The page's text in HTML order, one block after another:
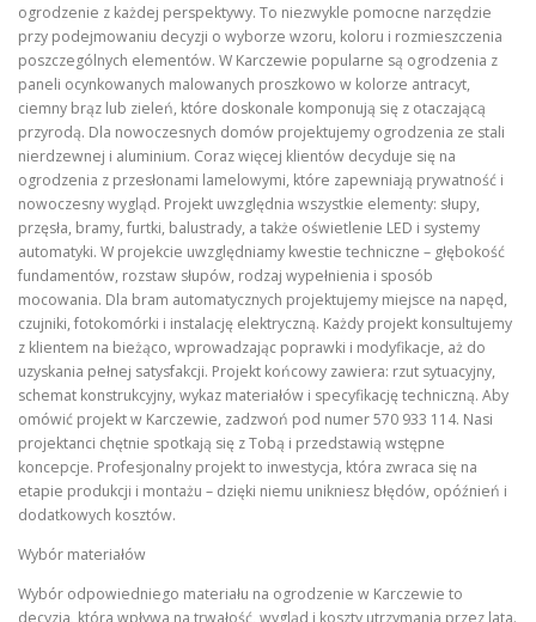
ogrodzenie z każdej perspektywy. To niezwykle pomocne narzędzie
przy podejmowaniu decyzji o wyborze wzoru, koloru i rozmieszczenia
poszczególnych elementów. W Karczewie popularne są ogrodzenia z
paneli ocynkowanych malowanych proszkowo w kolorze antracyt,
ciemny brąz lub zieleń, które doskonale komponują się z otaczającą
przyrodą. Dla nowoczesnych domów projektujemy ogrodzenia ze stali
nierdzewnej i aluminium. Coraz więcej klientów decyduje się na
ogrodzenia z przesłonami lamelowymi, które zapewniają prywatność i
nowoczesny wygląd. Projekt uwzględnia wszystkie elementy: słupy,
przęsła, bramy, furtki, balustrady, a także oświetlenie LED i systemy
automatyki. W projekcie uwzględniamy kwestie techniczne – głębokość
fundamentów, rozstaw słupów, rodzaj wypełnienia i sposób
mocowania. Dla bram automatycznych projektujemy miejsce na napęd,
czujniki, fotokomórki i instalację elektryczną. Każdy projekt konsultujemy
z klientem na bieżąco, wprowadzając poprawki i modyfikacje, aż do
uzyskania pełnej satysfakcji. Projekt końcowy zawiera: rzut sytuacyjny,
schemat konstrukcyjny, wykaz materiałów i specyfikację techniczną. Aby
omówić projekt w Karczewie, zadzwoń pod numer 570 933 114. Nasi
projektanci chętnie spotkają się z Tobą i przedstawią wstępne
koncepcje. Profesjonalny projekt to inwestycja, która zwraca się na
etapie produkcji i montażu – dzięki niemu unikniesz błędów, opóźnień i
dodatkowych kosztów.
Wybór materiałów
Wybór odpowiedniego materiału na ogrodzenie w Karczewie to
decyzja, która wpływa na trwałość, wygląd i koszty utrzymania przez lata.